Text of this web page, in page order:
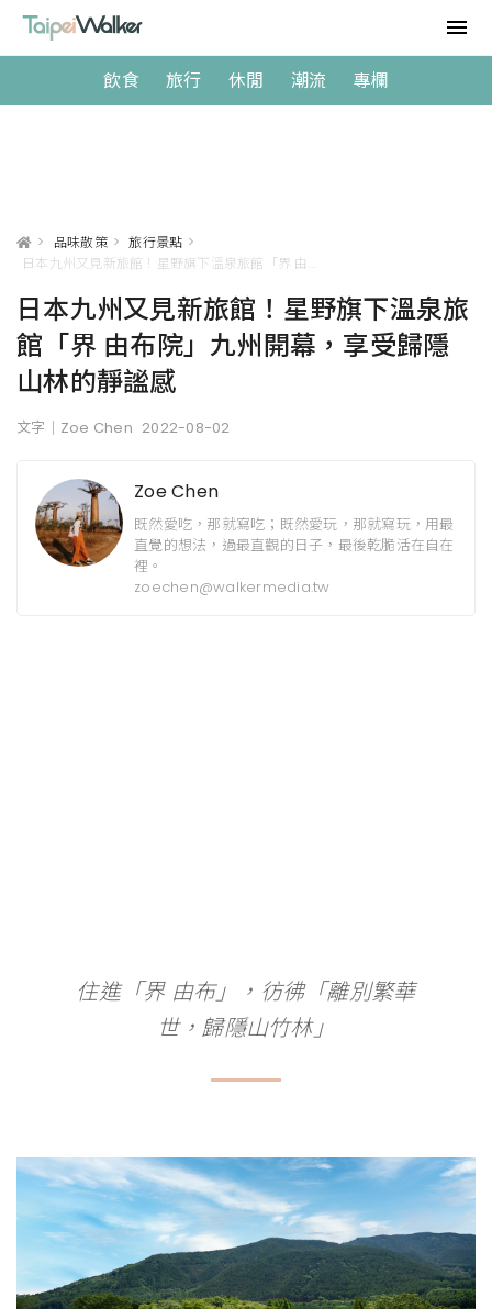
飲食 旅行 休閒 潮流 專欄
> 品味散策 > 旅行景點 >
日本九州又見新旅館！星野旗下溫泉旅
館「界 由布院」九州開幕，享受歸隱
山林的靜謐感
文字｜Zoe Chen 2022-08-02
Zoe Chen
既然愛吃，那就寫吃；既然愛玩，那就寫玩，用最
直覺的想法，過最直觀的日子，最後乾脆活在自在
裡。
zoechen@walkermedia.tw
住進「界 由布」，彷彿「離別繁華
世，歸隱山竹林」